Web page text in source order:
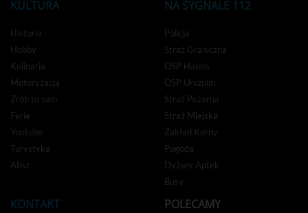
KULTURA
Historia
Hobby
Kulinaria
Motoryzacja
Zrób to sam
Ferie
Youtube
Turystyka
Afisz
NA SYGNALE 112
Policja
Straż Graniczna
OSP Hanna
OSP Urszulin
Straż Pożarna
Straż Miejska
Zakład Karny
Pogoda
Dyżury Aptek
Busy
KONTAKT POLECAMY